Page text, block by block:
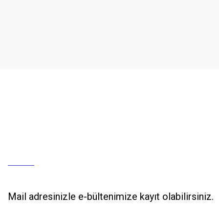
Mail adresinizle e-bültenimize kayıt olabilirsiniz.